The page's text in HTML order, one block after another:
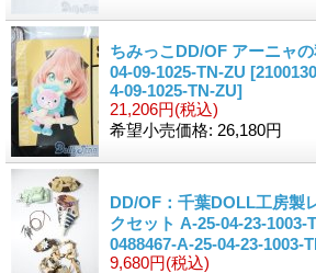
ちみっこDD/OF アーニャ
04-09-1025-TN-ZU
4-09-1025-TN-ZU]
21,206円(税込)
希望小売価格: 26,180円
DD/OF：千葉DOLL工房製
クセット A-25-04-23-1003-
0488467-A-25-04-23-1003-
9,680円(税込)